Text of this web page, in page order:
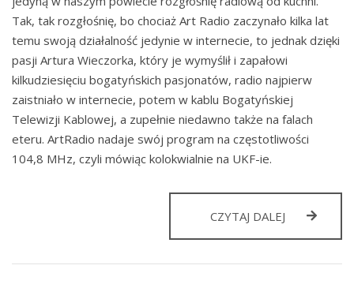
Tak, tak rozgłośnię, bo chociaż Art Radio zaczynało kilka lat
temu swoją działalność jedynie w internecie, to jednak dzięki
pasji Artura Wieczorka, który je wymyślił i zapałowi
kilkudziesięciu bogatyńskich pasjonatów, radio najpierw
zaistniało w internecie, potem w kablu Bogatyńskiej
Telewizji Kablowej, a zupełnie niedawno także na falach
eteru. ArtRadio nadaje swój program na częstotliwości
104,8 MHz, czyli mówiąc kolokwialnie na UKF-ie.
CZYTAJ DALEJ RADIO
ARTRADIU